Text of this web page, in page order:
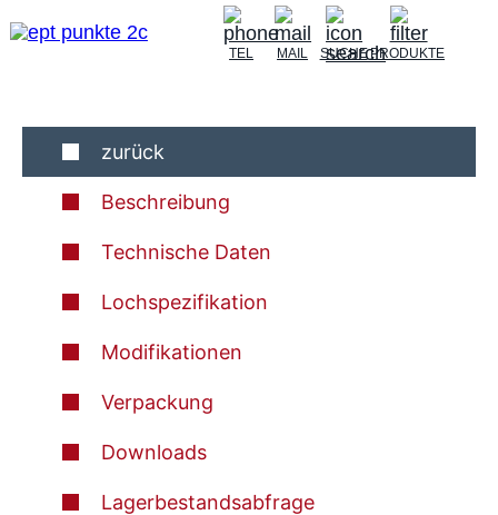
TEL MAIL SUCHEPRODUKTE
zurück
Beschreibung
Technische Daten
Lochspezifikation
Modifikationen
Verpackung
Downloads
Lagerbestandsabfrage